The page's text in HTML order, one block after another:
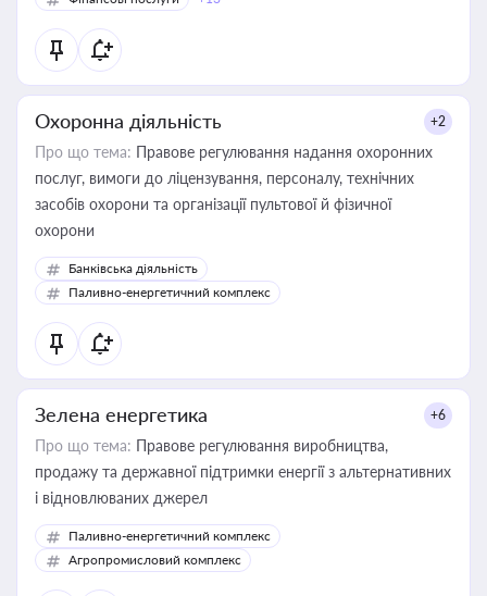
Охоронна діяльність +2
Про що тема: Правове регулювання надання охоронних
послуг, вимоги до ліцензування, персоналу, технічних
засобів охорони та організації пультової й фізичної
охорони
Банківська діяльність
Паливно-енергетичний комплекс
Зелена енергетика +6
Про що тема: Правове регулювання виробництва,
продажу та державної підтримки енергії з альтернативних
і відновлюваних джерел
Паливно-енергетичний комплекс
Агропромисловий комплекс